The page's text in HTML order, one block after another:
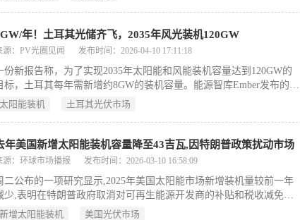
部分。年！土耳其光储齐飞，2035年风光装机120GW
源：PV光圈见闻 发布时间：2026-04-10 17:11:18
份新报告称，为了实现2035年太阳能和风能装机容量达到120GW的
标，土耳其每年需新增约8GW的装机容量。能源智库Ember发布的
《2026年土耳其电力评论》显示，2025年，太阳能和风能发电占比达
耳其以22%的占比在该组中处于领先地位。
太阳能装机 土耳其光伏市场
年美国新增太阳能装机容量降至43吉瓦,因特朗普政策扰动市场
源：环球市场播报 发布时间：2026-03-10 16:58:09
二公布的一项研究显示,2025年美国太阳能市场新增装机量较前一年
少,表明在特朗普政府取消对可再生能源开发商的补贴和税收减免后,
整个行业的势头降温。该报告称,特朗普政府的“大而美”法案导致了全
新增太阳能装机 美国光伏市场